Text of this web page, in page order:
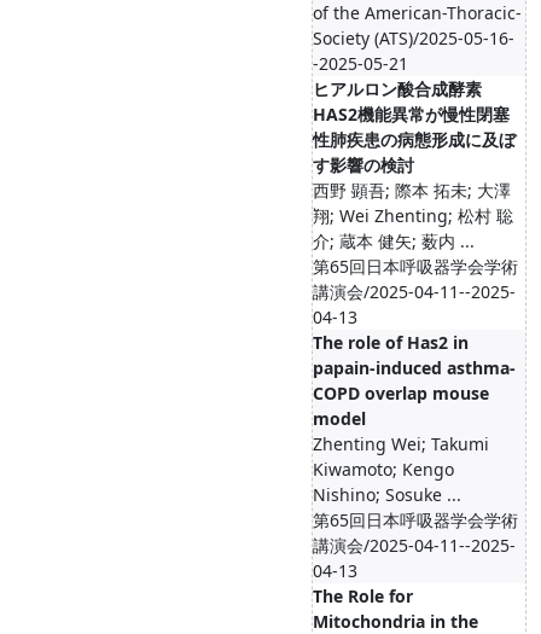
of the American-Thoracic-
Society (ATS)/2025-05-16-
-2025-05-21
ヒアルロン酸合成酵素
HAS2機能異常が慢性閉塞
性肺疾患の病態形成に及ぼ
す影響の検討
西野 顕吾; 際本 拓未; 大澤
翔; Wei Zhenting; 松村 聡
介; 蔵本 健矢; 薮内 ...
第65回日本呼吸器学会学術
講演会/2025-04-11--2025-
04-13
The role of Has2 in
papain-induced asthma-
COPD overlap mouse
model
Zhenting Wei; Takumi
Kiwamoto; Kengo
Nishino; Sosuke ...
第65回日本呼吸器学会学術
講演会/2025-04-11--2025-
04-13
The Role for
Mitochondria in the